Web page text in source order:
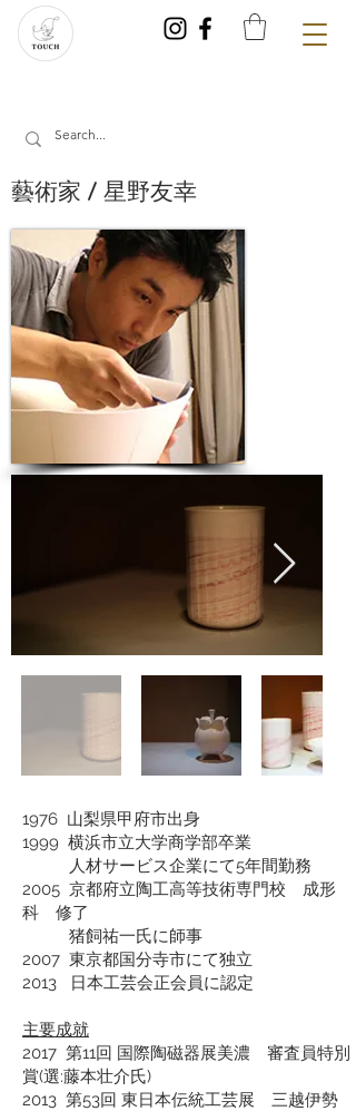
藝術家 / 星野友幸
1976 山梨県甲府市出身
1999 横浜市立大学商学部卒業
人材サービス企業にて5年間勤務
2005 京都府立陶工高等技術専門校 成形
科 修了
猪飼祐一氏に師事
2007 東京都国分寺市にて独立
2013 日本工芸会正会員に認定
主要成就
2017 第11回 国際陶磁器展美濃 審査員特別
賞(選:藤本壮介氏)
2013 第53回 東日本伝統工芸展 三越伊勢